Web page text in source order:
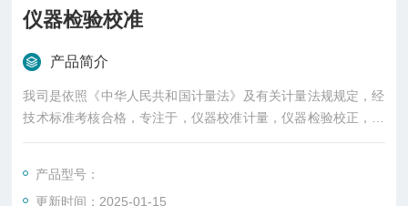
仪器检验校准
产品简介
我司是依照《中华人民共和国计量法》及有关计量法规规定，经
技术标准考核合格，专注于，仪器校准计量，仪器检验校正，仪
器检验外校，仪器年检外校，仪器检验校准，仪器计量外校，仪
量具，校验仪器，标定设备，校正设备，检测设备，校正器具，
产品型号：
更新时间：2025-01-15